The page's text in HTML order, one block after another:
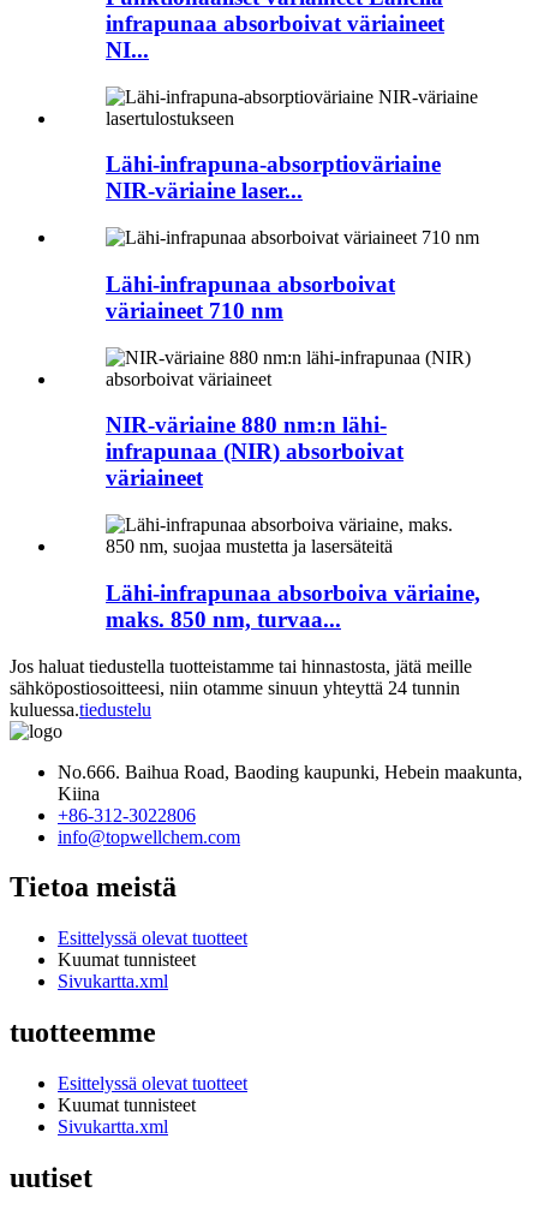
infrapunaa absorboivat väriaineet
NI...
Lähi-infrapuna-absorptioväriaine
NIR-väriaine laser...
Lähi-infrapunaa absorboivat
väriaineet 710 nm
NIR-väriaine 880 nm:n lähi-
infrapunaa (NIR) absorboivat
väriaineet
Lähi-infrapunaa absorboiva väriaine,
maks. 850 nm, turvaa...
Jos haluat tiedustella tuotteistamme tai hinnastosta, jätä meille
sähköpostiosoitteesi, niin otamme sinuun yhteyttä 24 tunnin
kuluessa.tiedustelu
No.666. Baihua Road, Baoding kaupunki, Hebein maakunta,
Kiina
+86-312-3022806
info@topwellchem.com
Tietoa meistä
Esittelyssä olevat tuotteet
Kuumat tunnisteet
Sivukartta.xml
tuotteemme
Esittelyssä olevat tuotteet
Kuumat tunnisteet
Sivukartta.xml
uutiset